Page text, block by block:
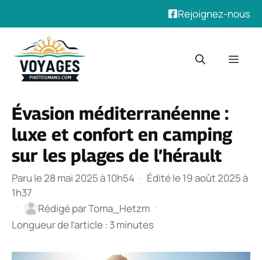
Rejoignez-nous
contenu
Évasion méditerranéenne :
luxe et confort en camping
sur les plages de l’hérault
Paru le 28 mai 2025 à 10h54 · Édité le 19 août 2025 à
1h37
·
Rédigé parToma_Hetzm ·
Longueur de l’article : 3 minutes